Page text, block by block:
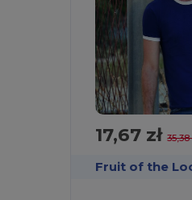
17,67 zł35,38
Fruit of the